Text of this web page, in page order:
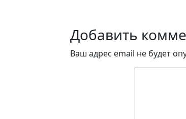
Добавить
Ваш адрес email не будет